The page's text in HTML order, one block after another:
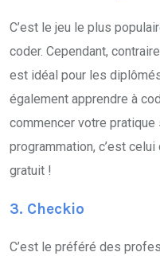
C’est le jeu le plus
coder. Cependant,
est idéal pour les
également apprendre à
commencer votre
programmation, c’est
gratuit !
3. Checkio
C’est le préféré des